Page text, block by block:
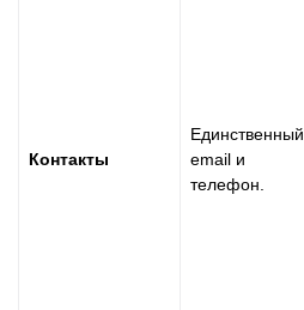
Контакты
Единственный
email и
телефон.